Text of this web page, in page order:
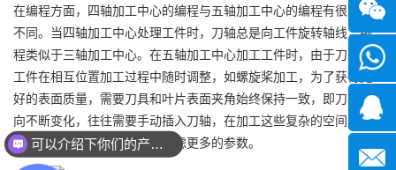
在编程方面，四轴加工中心的编程与五轴加工中心的编程有很大的
不同。当四轴加工中心处理工件时，刀轴总是向工件旋转轴线，编
程类似于三轴加工中心。在五轴加工中心加工工件时，由于刀具和
工件在相互位置加工过程中随时调整，如螺旋桨加工，为了获得更
好的表面质量，需要刀具和叶片表面夹角始终保持一致，即刀轴方
向不断变化，往往需要手动插入刀轴，在加工这些复杂的空间表面
时，比四轴加工中心编程要考虑更多的参数。
微信
可以介绍下你们的产品么？